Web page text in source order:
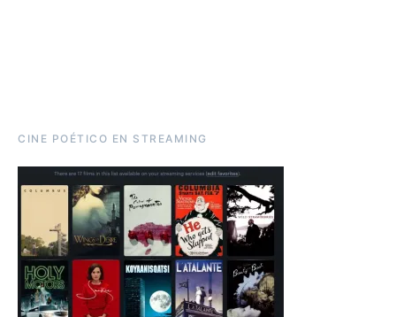
CINE POÉTICO EN STREAMING